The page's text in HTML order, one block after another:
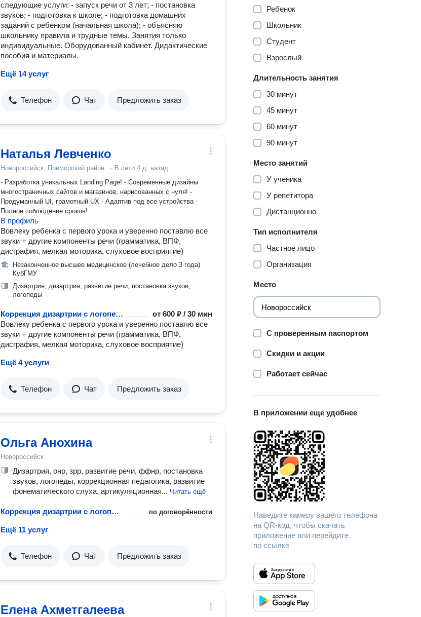
следующие услуги: - запуск речи от 3 лет; - постановка
звуков; - подготовка к школе; - подготовка домашних
заданий с ребенком (начальная школа); - объясняю
школьнику правила и трудные темы. Занятия только
индивидуальные. Оборудованный кабинет. Дидактические
пособия и материалы.
Ещё 14 услуг
Телефон Чат Предложить заказ
Наталья Левченко
Новороссийск, Приморский район · В сети 4 д. назад
- Разработка уникальных Landing Page! - Современные дизайны
многостраничных сайтов и магазинов, нарисованных с нуля! -
Продуманный UI, грамотный UX - Адаптив под все устройства -
Полное соблюдение сроков!
В профиль
Вовлеку ребенка с первого урока и уверенно поставлю все
звуки + другие компоненты речи (грамматика, ВПФ,
дисграфия, мелкая моторика, слуховое восприятие)
Незаконченное высшее медицинское (лечебное дело 3 года)
КубГМУ
Дизартрия, дизартрия, развитие речи, постановка звуков,
логопеды
Коррекция дизартрии с логопедом от600 ₽ / 30 мин
Вовлеку ребенка с первого урока и уверенно поставлю все
звуки + другие компоненты речи (грамматика, ВПФ,
дисграфия, мелкая моторика, слуховое восприятие)
Ещё 4 услуги
Телефон Чат Предложить заказ
Ольга Анохина
Новороссийск
Дизартрия, онр, зрр, развитие речи, ффнр, постановка
звуков, логопеды, коррекционная педагогика, развитие
фонематического слуха, артикуляционная... Читать ещё
Коррекция дизартрии с логопедом по договорённости
Ещё 11 услуг
Телефон Чат Предложить заказ
Елена Ахметгалеева
Ребенок
Школьник
Студент
Взрослый
Длительность занятия
30 минут
45 минут
60 минут
90 минут
Место занятий
У ученика
У репетитора
Дистанционно
Тип исполнителя
Частное лицо
Организация
Место
С проверенным паспортом
Скидки и акции
Работает сейчас
В приложении еще удобнее
Наведите камеру вашего телефона
на QR-код, чтобы скачать
приложение или перейдите
по ссылке